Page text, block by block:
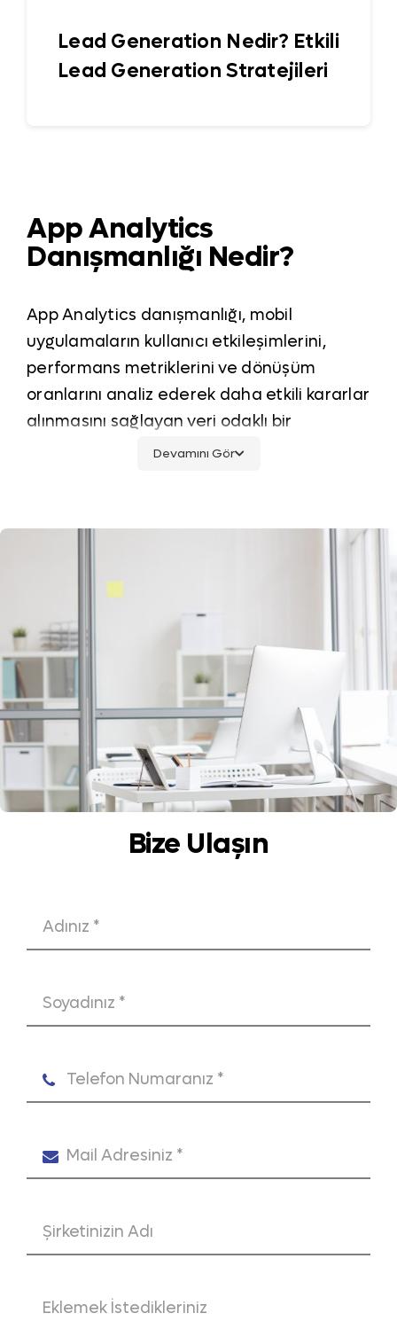
Lead Generation Nedir? Etkili
Lead Generation Stratejileri
App Analytics
Danışmanlığı Nedir?
App Analytics danışmanlığı, mobil
uygulamaların kullanıcı etkileşimlerini,
performans metriklerini ve dönüşüm
oranlarını analiz ederek daha etkili kararlar
alınmasını sağlayan veri odaklı bir
optimizasyon sürecidir. Bu hizmet,
yolculuklarına ve geri dönüş oranlarına
izlemeye olanak tanır.
Firebase, Google Analytics for Firebase,
Appsflyer, Adjust ve Mixpanel gibi gelişmiş
araçlarla elde edilen veriler, anlık
performansın ötesine geçerek stratejik
büyümeyi destekleyecek derin içgörüler
sunar. App analytics danışmanlığı ise bu
verileri doğru şekilde yorumlayarak
uygulamanızın güçlü ve gelişime açık
yönlerini net biçimde ortaya koyar.
Danışmanlığı Neden
Önemlidir?
Mobil uygulama pazarında rekabet her
geçen gün artarken sadece iyi bir ürün
uygulamayla nasıl etkileşim kurduğunu
bilmek, doğru geliştirme kararlarını almanın
kullanıcıyı anlama, elde tutma oranlarını
artırma ve uygulama içi geliri maksimize
Ayrıca kullanıcı davranışlarına göre
özel kampanyalar, A/B testleri ve
Devamını Gör
Bize Ulaşın